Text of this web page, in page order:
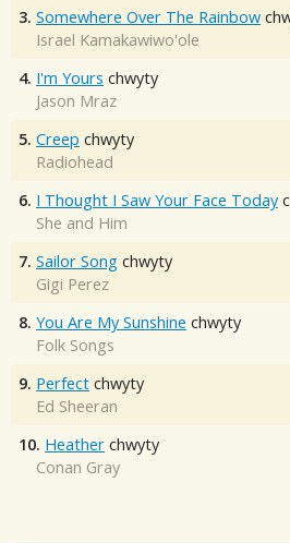
3. Somewhere Over The Rainbow
Israel Kamakawiwo'ole
4. I'm Yours chwyty
Jason Mraz
5. Creep chwyty
Radiohead
6. I Thought I Saw Your Face Today
She and Him
7. Sailor Song chwyty
Gigi Perez
8. You Are My Sunshine chwyty
Folk Songs
9. Perfect chwyty
Ed Sheeran
10. Heather chwyty
Conan Gray